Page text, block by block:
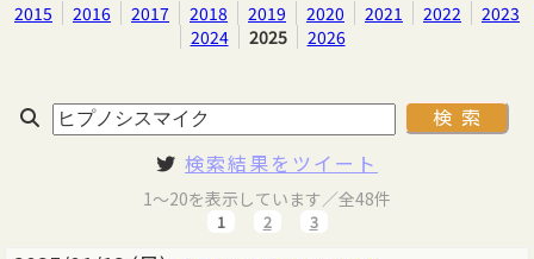
2015 2016 2017 2018 2019 2020 2021 2022
2023
2024
2025 2026
検索結果をツイート
1～20を表示しています／全48件
1 2 3